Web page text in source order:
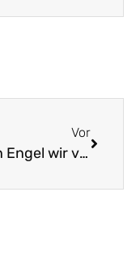
Vor
Haben Engel wir vernommen